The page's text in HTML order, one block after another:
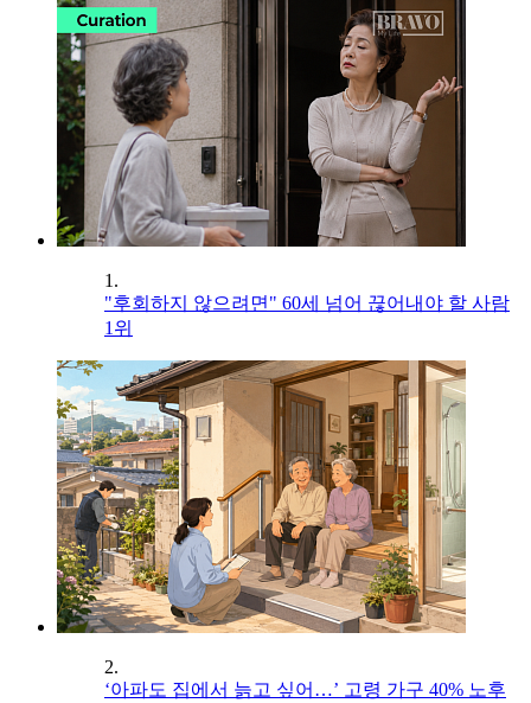
1.
"후회하지 않으려면" 60세 넘어 끊어내야 할 사람
1위
2.
‘아파도 집에서 늙고 싶어…’ 고령 가구 40% 노후